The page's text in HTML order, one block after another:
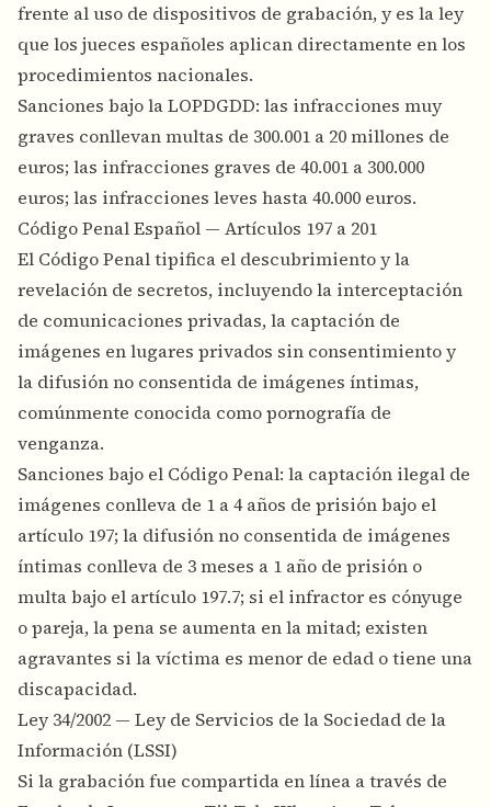
frente al uso de dispositivos de grabación, y es la ley
que los jueces españoles aplican directamente en los
procedimientos nacionales.
Sanciones bajo la LOPDGDD: las infracciones muy
graves conllevan multas de 300.001 a 20 millones de
euros; las infracciones graves de 40.001 a 300.000
euros; las infracciones leves hasta 40.000 euros.
Código Penal Español — Artículos 197 a 201
El Código Penal tipifica el descubrimiento y la
revelación de secretos, incluyendo la interceptación
de comunicaciones privadas, la captación de
imágenes en lugares privados sin consentimiento y
la difusión no consentida de imágenes íntimas,
comúnmente conocida como pornografía de
venganza.
Sanciones bajo el Código Penal: la captación ilegal de
imágenes conlleva de 1 a 4 años de prisión bajo el
artículo 197; la difusión no consentida de imágenes
íntimas conlleva de 3 meses a 1 año de prisión o
multa bajo el artículo 197.7; si el infractor es cónyuge
o pareja, la pena se aumenta en la mitad; existen
agravantes si la víctima es menor de edad o tiene una
discapacidad.
Ley 34/2002 — Ley de Servicios de la Sociedad de la
Información (LSSI)
Si la grabación fue compartida en línea a través de